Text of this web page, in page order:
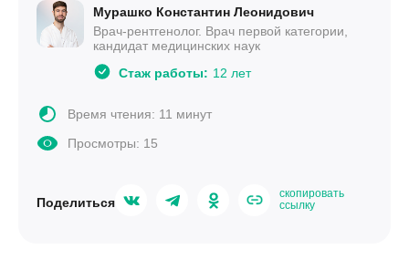
Мурашко Константин Леонидович
Врач-рентгенолог. Врач первой категории,
кандидат медицинских наук
Стаж работы: 12 лет
Время чтения: 11 минут
Просмотры: 15
Поделиться
скопировать
ссылку